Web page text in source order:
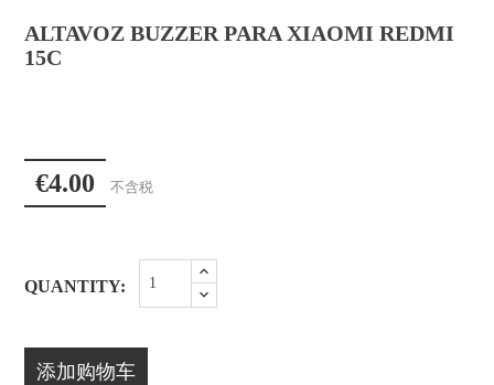
ALTAVOZ BUZZER PARA XIAOMI REDMI
15C
€4.00 不含税
QUANTITY:
添加购物车